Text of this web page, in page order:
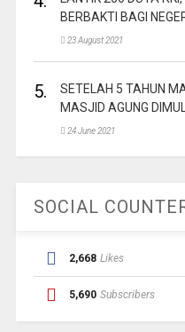
BERBAKTI BAGI
23 August 2021
5.
SETELAH 5 TAHUN
MASJID AGUNG
24 June 2021
SOCIAL
2,668 Likes
5,690 Subscribers